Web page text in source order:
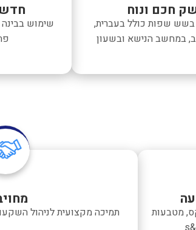
חכם ונוח
שפות כולל בעברית,
במחשב הנישא ובשעון
שימוש בבינה
מטבעות
תמיכה מקצועית לניהול